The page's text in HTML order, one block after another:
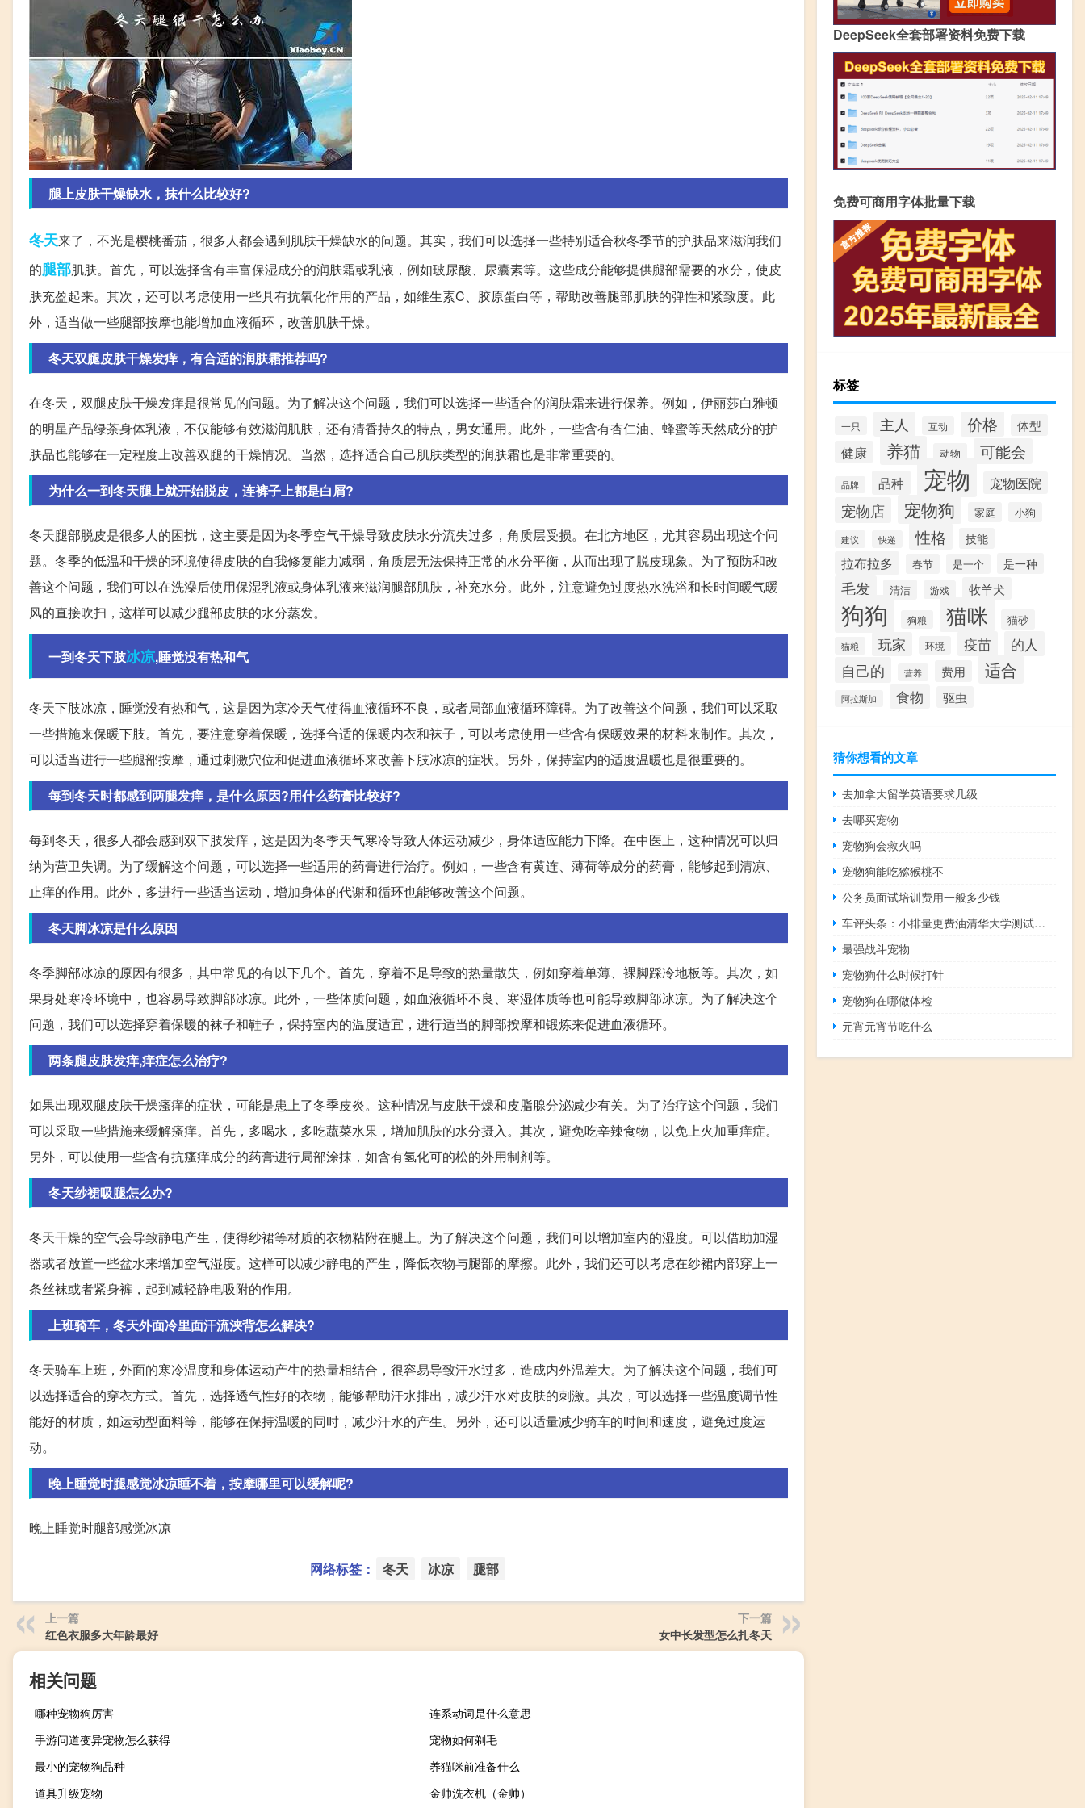
腿上皮肤干燥缺水，抹什么比较好?
冬天来了，不光是樱桃番茄，很多人都会遇到肌肤干燥缺水的问题。其实，我们可以选择一些特别适合秋冬季节的护肤品来滋润我们
的腿部肌肤。首先，可以选择含有丰富保湿成分的润肤霜或乳液，例如玻尿酸、尿囊素等。这些成分能够提供腿部需要的水分，使皮
肤充盈起来。其次，还可以考虑使用一些具有抗氧化作用的产品，如维生素C、胶原蛋白等，帮助改善腿部肌肤的弹性和紧致度。此
外，适当做一些腿部按摩也能增加血液循环，改善肌肤干燥。
冬天双腿皮肤干燥发痒，有合适的润肤霜推荐吗?
在冬天，双腿皮肤干燥发痒是很常见的问题。为了解决这个问题，我们可以选择一些适合的润肤霜来进行保养。例如，伊丽莎白雅顿
的明星产品绿茶身体乳液，不仅能够有效滋润肌肤，还有清香持久的特点，男女通用。此外，一些含有杏仁油、蜂蜜等天然成分的护
肤品也能够在一定程度上改善双腿的干燥情况。当然，选择适合自己肌肤类型的润肤霜也是非常重要的。
为什么一到冬天腿上就开始脱皮，连裤子上都是白屑?
冬天腿部脱皮是很多人的困扰，这主要是因为冬季空气干燥导致皮肤水分流失过多，角质层受损。在北方地区，尤其容易出现这个问
题。冬季的低温和干燥的环境使得皮肤的自我修复能力减弱，角质层无法保持正常的水分平衡，从而出现了脱皮现象。为了预防和改
善这个问题，我们可以在洗澡后使用保湿乳液或身体乳液来滋润腿部肌肤，补充水分。此外，注意避免过度热水洗浴和长时间暖气暖
风的直接吹扫，这样可以减少腿部皮肤的水分蒸发。
一到冬天下肢冰凉,睡觉没有热和气
冬天下肢冰凉，睡觉没有热和气，这是因为寒冷天气使得血液循环不良，或者局部血液循环障碍。为了改善这个问题，我们可以采取
一些措施来保暖下肢。首先，要注意穿着保暖，选择合适的保暖内衣和袜子，可以考虑使用一些含有保暖效果的材料来制作。其次，
可以适当进行一些腿部按摩，通过刺激穴位和促进血液循环来改善下肢冰凉的症状。另外，保持室内的适度温暖也是很重要的。
每到冬天时都感到两腿发痒，是什么原因?用什么药膏比较好?
每到冬天，很多人都会感到双下肢发痒，这是因为冬季天气寒冷导致人体运动减少，身体适应能力下降。在中医上，这种情况可以归
纳为营卫失调。为了缓解这个问题，可以选择一些适用的药膏进行治疗。例如，一些含有黄连、薄荷等成分的药膏，能够起到清凉、
止痒的作用。此外，多进行一些适当运动，增加身体的代谢和循环也能够改善这个问题。
冬天脚冰凉是什么原因
冬季脚部冰凉的原因有很多，其中常见的有以下几个。首先，穿着不足导致的热量散失，例如穿着单薄、裸脚踩冷地板等。其次，如
果身处寒冷环境中，也容易导致脚部冰凉。此外，一些体质问题，如血液循环不良、寒湿体质等也可能导致脚部冰凉。为了解决这个
问题，我们可以选择穿着保暖的袜子和鞋子，保持室内的温度适宜，进行适当的脚部按摩和锻炼来促进血液循环。
两条腿皮肤发痒,痒症怎么治疗?
如果出现双腿皮肤干燥瘙痒的症状，可能是患上了冬季皮炎。这种情况与皮肤干燥和皮脂腺分泌减少有关。为了治疗这个问题，我们
可以采取一些措施来缓解瘙痒。首先，多喝水，多吃蔬菜水果，增加肌肤的水分摄入。其次，避免吃辛辣食物，以免上火加重痒症。
另外，可以使用一些含有抗瘙痒成分的药膏进行局部涂抹，如含有氢化可的松的外用制剂等。
冬天纱裙吸腿怎么办?
冬天干燥的空气会导致静电产生，使得纱裙等材质的衣物粘附在腿上。为了解决这个问题，我们可以增加室内的湿度。可以借助加湿
器或者放置一些盆水来增加空气湿度。这样可以减少静电的产生，降低衣物与腿部的摩擦。此外，我们还可以考虑在纱裙内部穿上一
条丝袜或者紧身裤，起到减轻静电吸附的作用。
上班骑车，冬天外面冷里面汗流浃背怎么解决?
冬天骑车上班，外面的寒冷温度和身体运动产生的热量相结合，很容易导致汗水过多，造成内外温差大。为了解决这个问题，我们可
以选择适合的穿衣方式。首先，选择透气性好的衣物，能够帮助汗水排出，减少汗水对皮肤的刺激。其次，可以选择一些温度调节性
能好的材质，如运动型面料等，能够在保持温暖的同时，减少汗水的产生。另外，还可以适量减少骑车的时间和速度，避免过度运
动。
晚上睡觉时腿感觉冰凉睡不着，按摩哪里可以缓解呢?
晚上睡觉时腿部感觉冰凉
网络标签： 冬天 冰凉 腿部
上一篇
红色衣服多大年龄最好
下一篇
女中长发型怎么扎冬天
相关问题
哪种宠物狗厉害
连系动词是什么意思
手游问道变异宠物怎么获得
宠物如何剃毛
最小的宠物狗品种
养猫咪前准备什么
道具升级宠物
金帅洗衣机（金帅）
DeepSeek全套部署资料免费下载
免费可商用字体批量下载
标签
一只 主人 互动 价格 体型
健康 养猫 动物 可能会
品牌 品种 宠物 宠物医院
宠物店 宠物狗 家庭 小狗
建议 快递 性格 技能
拉布拉多 春节 是一个 是一种
毛发 清洁 游戏 牧羊犬
狗狗 狗粮 猫咪 猫砂
猫粮 玩家 环境 疫苗 的人
自己的 营养 费用 适合
阿拉斯加 食物 驱虫
猜你想看的文章
去加拿大留学英语要求几级
去哪买宠物
宠物狗会救火吗
宠物狗能吃猕猴桃不
公务员面试培训费用一般多少钱
车评头条：小排量更费油清华大学测试宝沃BX5油耗
最强战斗宠物
宠物狗什么时候打针
宠物狗在哪做体检
元宵元宵节吃什么